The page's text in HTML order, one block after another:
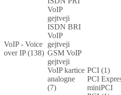
VoIP - Voice
over IP (138)
VoIP
gejtveji
ISDN BRI
VoIP
gejtveji
GSM VoIP
gejtveji
VoIP kartice
analogne
(7)
PCI (1)
PCI
miniPCI